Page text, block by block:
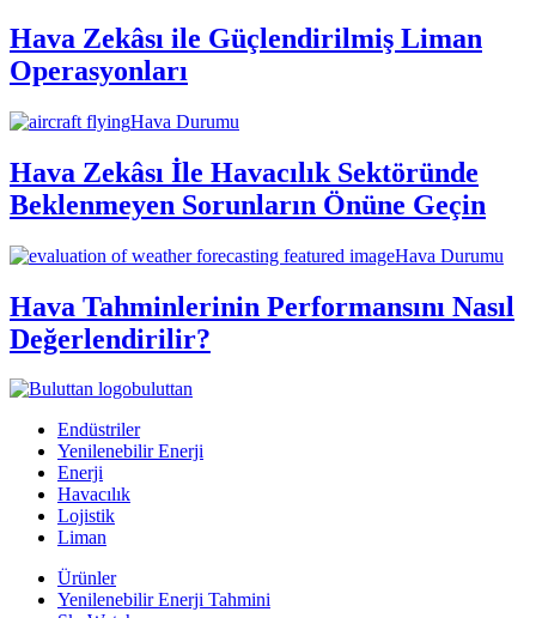
Hava Zekâsı ile Güçlendirilmiş Liman
Operasyonları
Hava Durumu
Hava Zekâsı İle Havacılık Sektöründe
Beklenmeyen Sorunların Önüne Geçin
Hava Durumu
Hava Tahminlerinin Performansını Nasıl
Değerlendirilir?
buluttan
Endüstriler
Yenilenebilir Enerji
Enerji
Havacılık
Lojistik
Liman
Ürünler
Yenilenebilir Enerji Tahmini